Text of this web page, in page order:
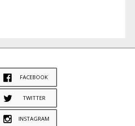
FACEBOOK
TWITTER
INSTAGRAM